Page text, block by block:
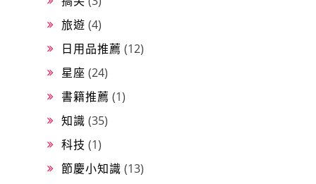
旅遊 (4)
日用品推薦 (12)
星座 (24)
書籍推薦 (1)
知識 (35)
科技 (1)
節慶小知識 (13)